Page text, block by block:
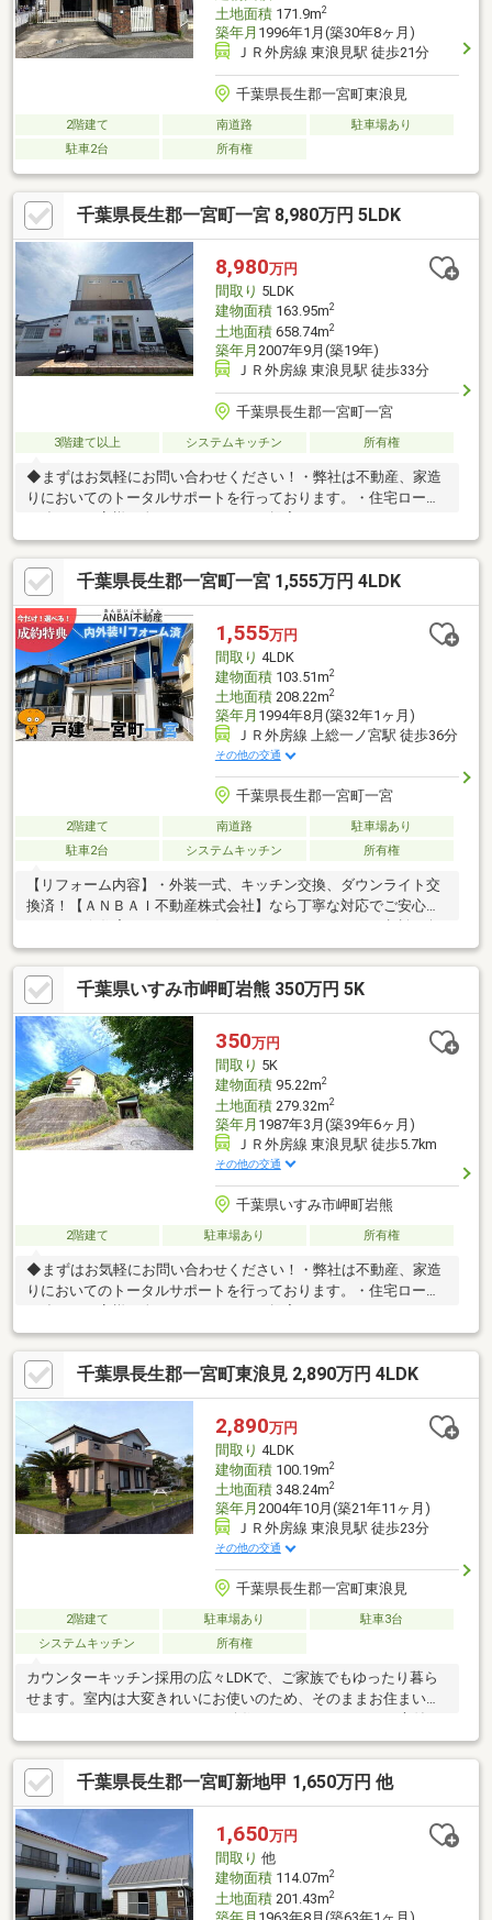
土地面積171.9m2
築年月 1996年1月(築30年8ヶ月)
ＪＲ外房線 東浪見駅 徒歩21分
千葉県長生郡一宮町東浪見
2階建て 南道路
駐車場あり
駐車2台
所有権
千葉県長生郡一宮町一宮 8,980万円 5LDK
8,980万円
間取り 5LDK
建物面積163.95m2
土地面積658.74m2
築年月 2007年9月(築19年)
ＪＲ外房線 東浪見駅 徒歩33分
千葉県長生郡一宮町一宮
3階建て以上 システムキッチン 所有権
◆まずはお気軽にお問い合わせください！・弊社は不動産、家造
りにおいてのトータルサポートを行っております。・住宅ローン
す。・スタッフ一同、誠心誠意ご対応させていただきます！◆経
験知識が豊富なスタッフが在籍！迅速な対応を心掛けておりま
す。・お問合せを受けてから即日ご対応をさせていただきま
す。・その他物件情報も多数ございます！お気軽にお問い合わせ
ください。
千葉県長生郡一宮町一宮 1,555万円 4LDK
1,555万円
間取り 4LDK
建物面積103.51m2
土地面積208.22m2
築年月 1994年8月(築32年1ヶ月)
ＪＲ外房線 上総一ノ宮駅 徒歩36分
その他の交通
千葉県長生郡一宮町一宮
2階建て 南道路
駐車場あり
駐車2台
システムキッチン 所有権
【リフォーム内容】・外装一式、キッチン交換、ダウンライト交
換済！【ＡＮＢＡＩ不動産株式会社】なら丁寧な対応でご安心頂
料です♪・頭金や自己資金が無い、、、・オートローンや他に借り
入れがある、、、・過去に審査が通らなかったんだけど、、、・
勤続年数が短い、独身であるｅｔｃ、、、まずはお気軽にご相談
ください。お客様に合った金融機関をご紹介させて頂きます。無
料相談は、随時受付中です。☆押し売りや無理な営業はいたしま
せん。ご心配事はお気軽にお尋ねください♪
千葉県いすみ市岬町岩熊 350万円 5K
350万円
間取り 5K
建物面積95.22m2
土地面積279.32m2
築年月 1987年3月(築39年6ヶ月)
ＪＲ外房線 東浪見駅 徒歩5.7km
その他の交通
千葉県いすみ市岬町岩熊
2階建て 駐車場あり 所有権
◆まずはお気軽にお問い合わせください！・弊社は不動産、家造
りにおいてのトータルサポートを行っております。・住宅ローン
す。・スタッフ一同、誠心誠意ご対応させていただきます！◆経
験知識が豊富なスタッフが在籍！迅速な対応を心掛けておりま
す。・お問合せを受けてから即日ご対応をさせていただきま
す。・その他物件情報も多数ございます！お気軽にお問い合わせ
千葉県長生郡一宮町東浪見 2,890万円 4LDK
2,890万円
間取り 4LDK
建物面積100.19m2
土地面積348.24m2
築年月 2004年10月(築21年11ヶ月)
ＪＲ外房線 東浪見駅 徒歩23分
その他の交通
千葉県長生郡一宮町東浪見
2階建て 駐車場あり
駐車3台
システムキッチン
所有権
カウンターキッチン採用の広々LDKで、ご家族でもゆったり暮ら
せます。室内は大変きれいにお使いのため、そのままお住まいい
でアウトドアやガーデニングも楽しめます。
千葉県長生郡一宮町新地甲 1,650万円 他
1,650万円
間取り 他
建物面積114.07m2
土地面積201.43m2